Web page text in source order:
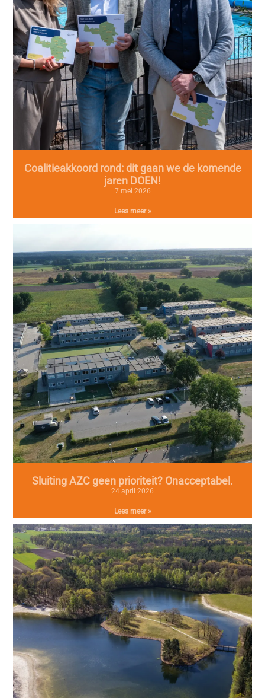
Coalitieakkoord rond: dit gaan we de komende
jaren DOEN!
7 mei 2026
Lees meer »
Sluiting AZC geen prioriteit? Onacceptabel.
24 april 2026
Lees meer »